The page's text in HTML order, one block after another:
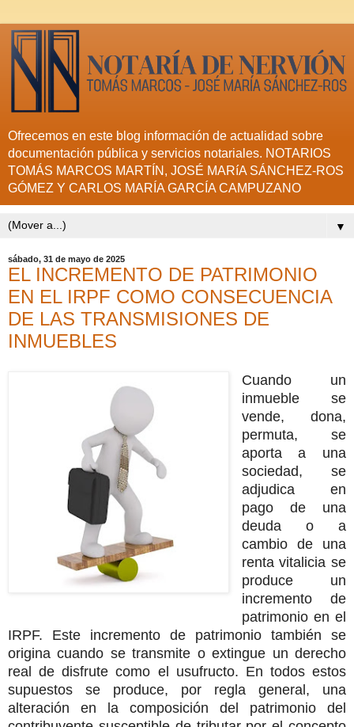
Ofrecemos en este blog información de actualidad sobre
documentación pública y servicios notariales. NOTARIOS
TOMÁS MARCOS MARTÍN, JOSÉ MARíA SÁNCHEZ-ROS
GÓMEZ Y CARLOS MARÍA GARCÍA CAMPUZANO
▼
sábado, 31 de mayo de 2025
EL INCREMENTO DE PATRIMONIO
EN EL IRPF COMO CONSECUENCIA
DE LAS TRANSMISIONES DE
INMUEBLES
Cuando un
inmueble se
vende, dona,
permuta, se
aporta a una
sociedad, se
adjudica en
pago de una
deuda o a
cambio de una
renta vitalicia se
produce un
incremento de
patrimonio en el
IRPF. Este incremento de patrimonio también se
origina cuando se transmite o extingue un derecho
real de disfrute como el usufructo. En todos estos
supuestos se produce, por regla general, una
alteración en la composición del patrimonio del